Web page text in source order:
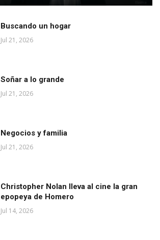
Buscando un hogar
Jul 21, 2026
Soñar a lo grande
Jul 21, 2026
Negocios y familia
Jul 21, 2026
Christopher Nolan lleva al cine la gran
epopeya de Homero
Jul 14, 2026